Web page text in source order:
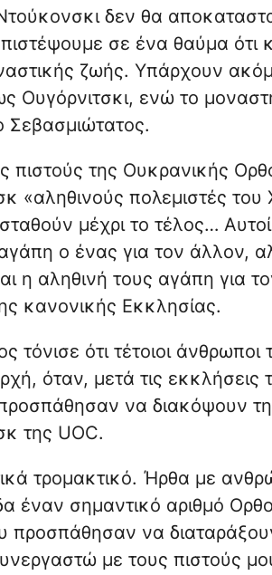
δεν θα
σε ένα θαύμα ότι
ζωής. Υπάρχουν
ενώ το
Σεβασμιώτατος.
πιστούς της Ουκρανικής
«αληθινούς πολεμιστές του
μέχρι το τέλος…
ο ένας για τον άλλον,
η αληθινή τους αγάπη για
κανονικής Εκκλησίας.
τόνισε ότι τέτοιοι
όταν, μετά τις
να διακόψουν τη
της UOC.
τρομακτικό. Ήρθα με
έναν σημαντικό αριθμό
προσπάθησαν να
με τους πιστούς